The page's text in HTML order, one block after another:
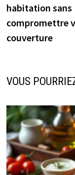
habitation sans
compromettre
couverture
VOUS